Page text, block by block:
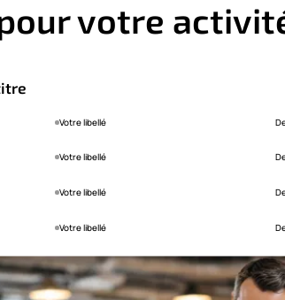
votre
Votre libellé
Votre libellé
Votre libellé
Votre libellé